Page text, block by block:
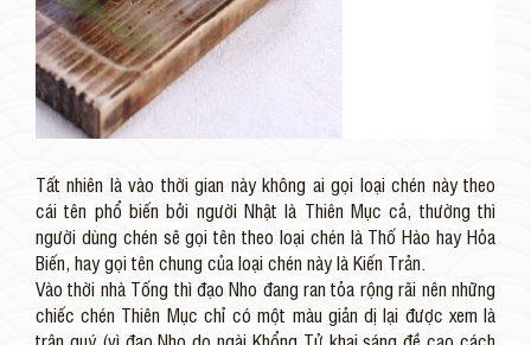
Tất nhiên là vào thời gian này không ai gọi loại chén này theo
cái tên phổ biến bởi người Nhật là Thiên Mục cả, thường thì
người dùng chén sẽ gọi tên theo loại chén là Thố Hào hay Hỏa
Biến, hay gọi tên chung của loại chén này là Kiến Trản.
Vào thời nhà Tống thì đạo Nho đang ran tỏa rộng rãi nên những
chiếc chén Thiên Mục chỉ có một màu giản dị lại được xem là